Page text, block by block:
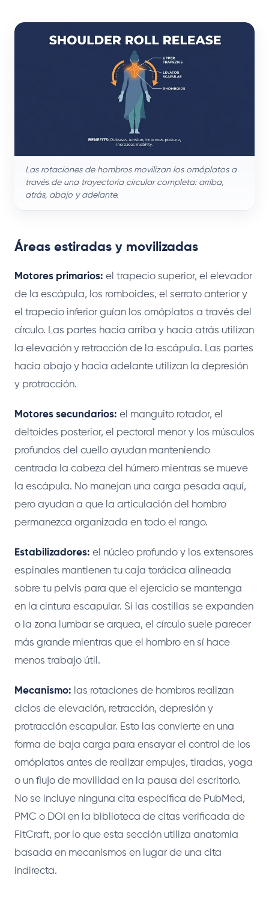
Las rotaciones de hombros movilizan los omóplatos a
través de una trayectoria circular completa: arriba,
atrás, abajo y adelante.
Áreas estiradas y movilizadas
Motores primarios: el trapecio superior, el elevador
de la escápula, los romboides, el serrato anterior y
el trapecio inferior guían los omóplatos a través del
círculo. Las partes hacia arriba y hacia atrás utilizan
la elevación y retracción de la escápula. Las partes
hacia abajo y hacia adelante utilizan la depresión
y protracción.
Motores secundarios: el manguito rotador, el
deltoides posterior, el pectoral menor y los músculos
profundos del cuello ayudan manteniendo
centrada la cabeza del húmero mientras se mueve
la escápula. No manejan una carga pesada aquí,
pero ayudan a que la articulación del hombro
permanezca organizada en todo el rango.
Estabilizadores: el núcleo profundo y los extensores
espinales mantienen tu caja torácica alineada
sobre tu pelvis para que el ejercicio se mantenga
en la cintura escapular. Si las costillas se expanden
o la zona lumbar se arquea, el círculo suele parecer
más grande mientras que el hombro en sí hace
menos trabajo útil.
Mecanismo: las rotaciones de hombros realizan
ciclos de elevación, retracción, depresión y
protracción escapular. Esto las convierte en una
forma de baja carga para ensayar el control de los
omóplatos antes de realizar empujes, tiradas, yoga
o un flujo de movilidad en la pausa del escritorio.
No se incluye ninguna cita específica de PubMed,
PMC o DOI en la biblioteca de citas verificada de
FitCraft, por lo que esta sección utiliza anatomía
basada en mecanismos en lugar de una cita
indirecta.